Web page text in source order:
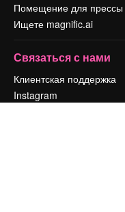
Помещение для прессы
Ищете magnific.ai
Связаться с нами
Клиентская поддержка
Instagram